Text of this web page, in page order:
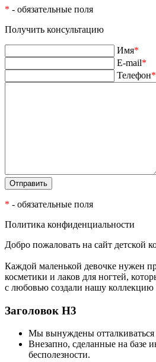
* - обязательные поля
Получить консультацию
Имя*
E-mail*
Телефон*
* - обязательные поля
Политика конфиденциальности
Добро пожаловать на сайт детской
Каждой маленькой девочке нужен
косметики и лаков для ногтей,
с любовью создали нашу
Заголовок Н3
Мы вынуждены отталкиваться
Внезапно, сделанные на базе
бесполезности.